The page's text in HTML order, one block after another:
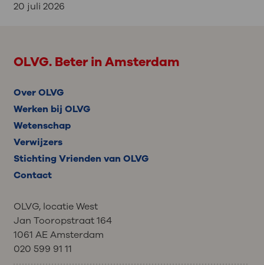
20 juli 2026
OLVG. Beter in Amsterdam
Over OLVG
Werken bij OLVG
Wetenschap
Verwijzers
Stichting Vrienden van OLVG
Contact
OLVG, locatie West
Jan Tooropstraat 164
1061 AE Amsterdam
020 599 91 11